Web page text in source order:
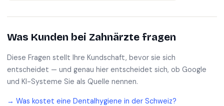
Was Kunden bei Zahnärzte fragen
Diese Fragen stellt Ihre Kundschaft, bevor sie sich
entscheidet — und genau hier entscheidet sich, ob Google
und KI-Systeme Sie als Quelle nennen.
→ Was kostet eine Dentalhygiene in der Schweiz?